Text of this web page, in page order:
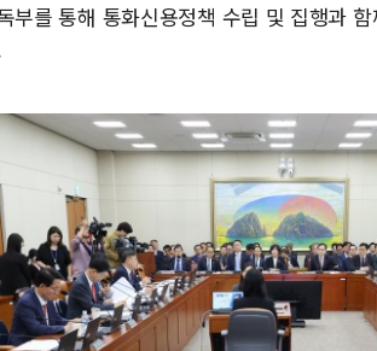
부를 통해 통화신용정책 수립 및 집행과